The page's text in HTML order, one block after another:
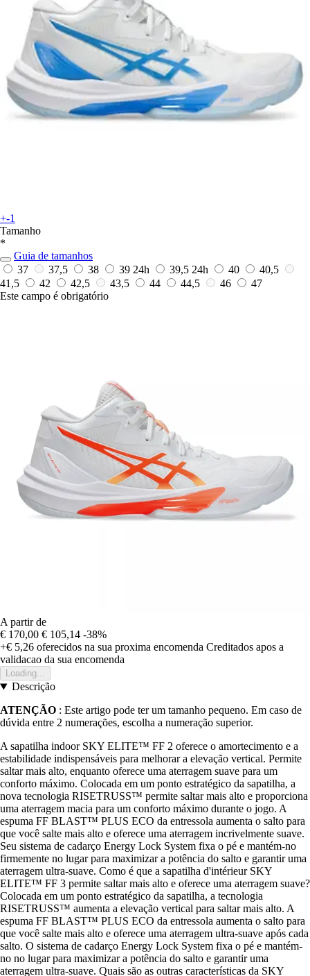
+-1
Tamanho
*
Guia de tamanhos
37
37,5 38 39 24h 39,5 24h 40
40,5
41,5
42 42,5 43,5 44 44,5 46
47
Este campo é obrigatório
A partir de
€ 170,00 € 105,14 -38%
+€ 5,26 oferecidos na sua proxima encomenda Creditados apos a
validacao da sua encomenda
Loading...
Descrição
ATENÇÃO : Este artigo pode ter um tamanho pequeno. Em caso de
dúvida entre 2 numerações, escolha a numeração superior.
A sapatilha indoor SKY ELITE™ FF 2 oferece o amortecimento e a
estabilidade indispensáveis para melhorar a elevação vertical. Permite
saltar mais alto, enquanto oferece uma aterragem suave para um
conforto máximo. Colocada em um ponto estratégico da sapatilha, a
nova tecnologia RISETRUSS™ permite saltar mais alto e proporciona
uma aterragem macia para um conforto máximo durante o jogo. A
espuma FF BLAST™ PLUS ECO da entressola aumenta o salto para
que você salte mais alto e oferece uma aterragem incrivelmente suave.
Seu sistema de cadarço Energy Lock System fixa o pé e mantém-no
firmemente no lugar para maximizar a potência do salto e garantir uma
aterragem ultra-suave. Como é que a sapatilha d'intérieur SKY
ELITE™ FF 3 permite saltar mais alto e oferece uma aterragem suave?
Colocada em um ponto estratégico da sapatilha, a tecnologia
RISETRUSS™ aumenta a elevação vertical para saltar mais alto. A
espuma FF BLAST™ PLUS ECO da entressola aumenta o salto para
que você salte mais alto e oferece uma aterragem ultra-suave após cada
salto. O sistema de cadarço Energy Lock System fixa o pé e mantém-
no no lugar para maximizar a potência do salto e garantir uma
aterragem ultra-suave. Quais são as outras características da SKY